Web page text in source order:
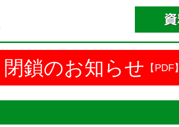
閉鎖のお知らせ 【PDF】